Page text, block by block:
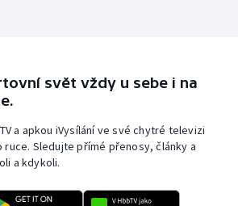
svět vždy u sebe i na
a apkou iVysílání ve své chytré televizi
ruce. Sledujte přímé přenosy, články a
a kdykoli.